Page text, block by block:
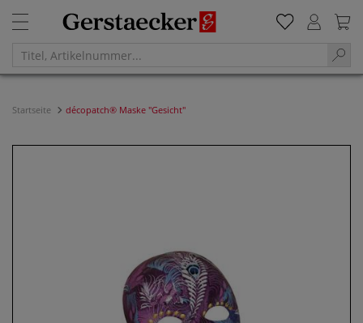
Startseite décopatch® Maske "Gesicht"